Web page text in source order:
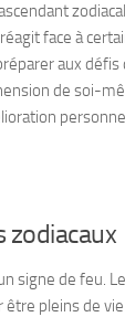
face à
aux défis
de soi-
zodiacaux
signe de feu.
pleins de